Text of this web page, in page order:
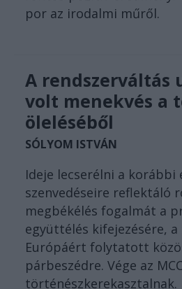
por az irodalmi műről.
A rendszerváltás
volt menekvés a
öleléséből
SÓLYOM ISTVÁN
Ideje lecserélni a korábbi
szenvedéseire reflektáló
megbékélés fogalmát a
együttélés kifejezésére,
Európáért folytatott
párbeszédre. Vége az
történészkerekasztalnak.